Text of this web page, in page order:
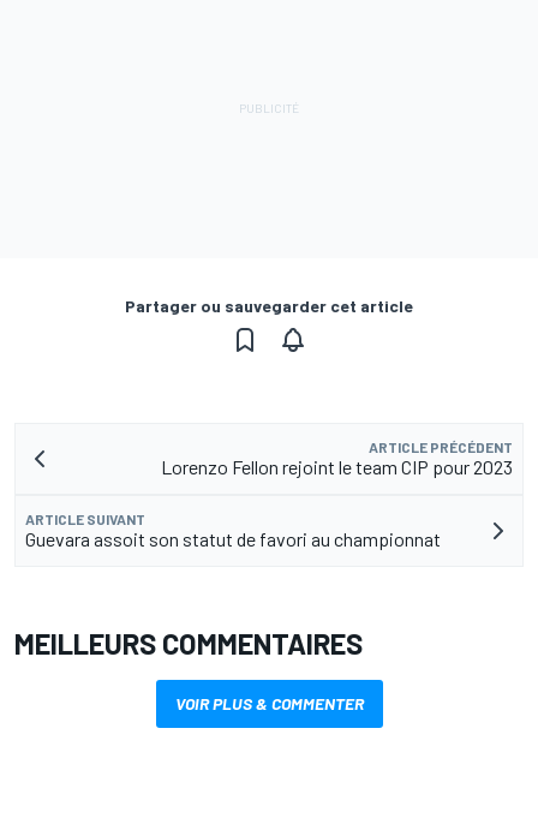
Partager ou sauvegarder cet article
ARTICLE PRÉCÉDENT
Lorenzo Fellon rejoint le team CIP pour 2023
ARTICLE SUIVANT
Guevara assoit son statut de favori au championnat
MEILLEURS COMMENTAIRES
VOIR PLUS & COMMENTER